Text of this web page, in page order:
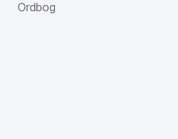
Ordbog